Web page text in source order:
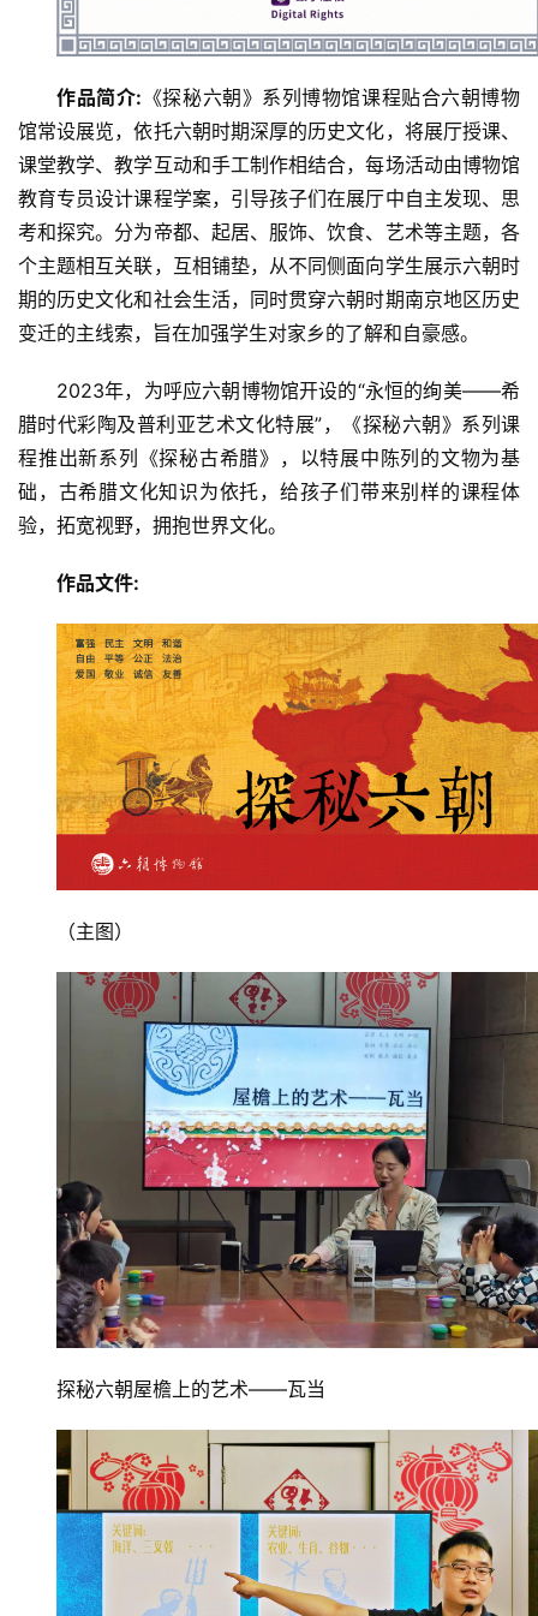
作品简介: 《探秘六朝》系列博物馆课程贴合六朝博物
馆常设展览，依托六朝时期深厚的历史文化，将展厅授课、
课堂教学、教学互动和手工制作相结合，每场活动由博物馆
教育专员设计课程学案，引导孩子们在展厅中自主发现、思
考和探究。分为帝都、起居、服饰、饮食、艺术等主题，各
个主题相互关联，互相铺垫，从不同侧面向学生展示六朝时
期的历史文化和社会生活，同时贯穿六朝时期南京地区历史
变迁的主线索，旨在加强学生对家乡的了解和自豪感。
2023年，为呼应六朝博物馆开设的“永恒的绚美——希
腊时代彩陶及普利亚艺术文化特展”，《探秘六朝》系列课
程推出新系列《探秘古希腊》，以特展中陈列的文物为基
础，古希腊文化知识为依托，给孩子们带来别样的课程体
验，拓宽视野，拥抱世界文化。
作品文件:
（主图）
探秘六朝屋檐上的艺术——瓦当